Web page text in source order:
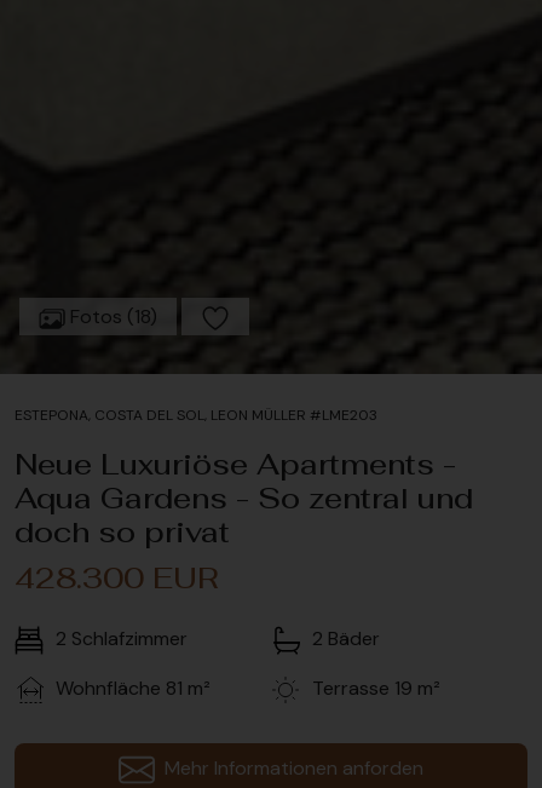
Fotos (18)
ESTEPONA, COSTA DEL SOL, LEON MÜLLER #LME203
Neue Luxuriöse Apartments -
Aqua Gardens - So zentral und
doch so privat
428.300 EUR
2 Schlafzimmer 2 Bäder
Wohnfläche 81 m² Terrasse 19 m²
Mehr Informationen anforden